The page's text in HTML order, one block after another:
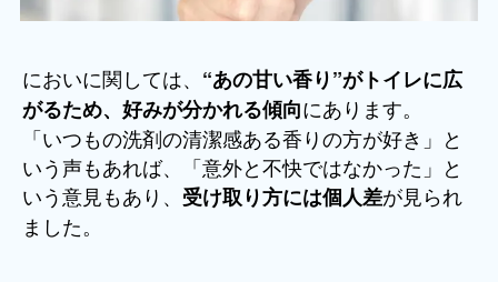
においに関しては、 “あの甘い香り”がトイレに広
がるため、好みが分かれる傾向にあります。
「いつもの洗剤の清潔感ある香りの方が好き」と
いう声もあれば、「意外と不快ではなかった」と
いう意見もあり、 受け取り方には個人差が見られ
ました。